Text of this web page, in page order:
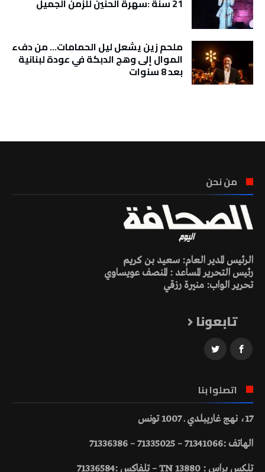
21 سنة :سهرة الحنين للزمن الجميل
ملحم زين يشعل ليل الحمامات… من دفء
الموال إلى وهج الدبكة في عودة لبنانية
بعد 8 سنوات
من نحن
الرئيس المدير العام: سعيد بن كريم
رئيس التحرير المساعد : المنصف عويساوي
تحرير الواب: منيرة رزقي
تابعونا
اتصلوا بنا
17، نهج غاريبلدي ـ 1007 تونس
الهاتف :71341066 – 71335025 – 71336386
تلكس براس : 13880 TN – تلفاكس :71336584